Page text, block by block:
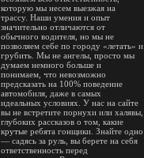
которую мы несем выезжая на
трассу. Наши умения и опыт
значительно отличаются от
обычного водителя, но мы не
позволяем себе по городу «летать» и
грубить. Мы не ангелы, просто мы
думаем немного больше и
понимаем, что невозможно
предсказать на 100% поведение
автомобиля, даже в самых
идеальных условиях. У нас на сайте
вы не встретите порнухи или халявы,
глубоких рассказов о том, какие
крутые ребята гонщики. Знайте одно
— садясь за руль, вы берете на себя
ответственность перед